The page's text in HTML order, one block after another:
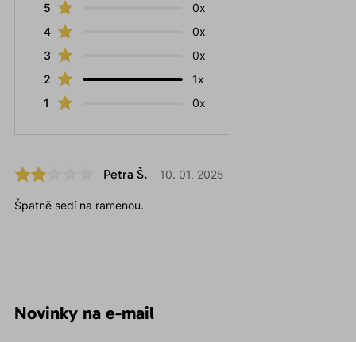
5
0x
4
0x
3
0x
2
1x
1
0x
Petra Š. 10. 01. 2025
Špatně sedí na ramenou.
Novinky na e-mail